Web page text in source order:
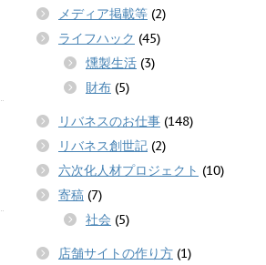
メディア掲載等 (2)
ライフハック (45)
燻製生活 (3)
財布 (5)
リバネスのお仕事 (148)
リバネス創世記 (2)
六次化人材プロジェクト (10)
寄稿 (7)
社会 (5)
店舗サイトの作り方 (1)